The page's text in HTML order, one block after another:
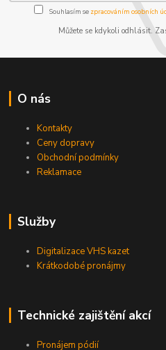
Souhlasím se zpracováním osobních
Můžete se kdykoli odhlásit.
O nás
Kontakty
Ceny dopravy
Obchodní podmínky
Reklamace
Služby
Digitalizace VHS kazet
Krátkodobé pronájmy
Technické zajištění akcí
Pronájem pódií